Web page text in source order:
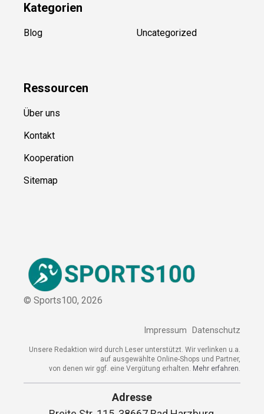
Kategorien
Blog Uncategorized
Ressourcen
Über uns
Kontakt
Kooperation
Sitemap
© Sports100, 2026
Impressum Datenschutz
Unsere Redaktion wird durch Leser unterstützt. Wir verlinken u.a.
auf ausgewählte Online-Shops und Partner,
von denen wir ggf. eine Vergütung erhalten. Mehr erfahren.
Adresse